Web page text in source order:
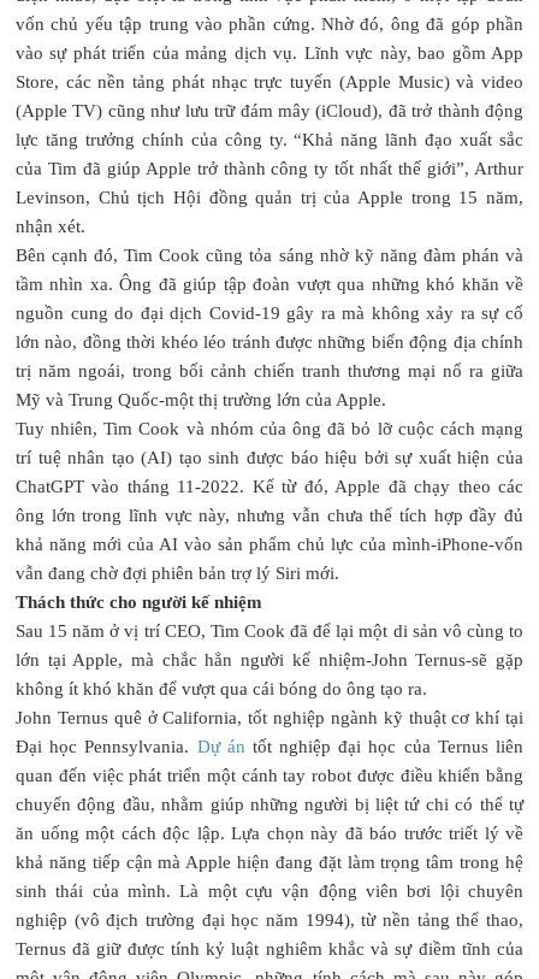
vốn chủ yếu tập trung vào phần cứng. Nhờ đó, ông đã góp phần
vào sự phát triển của mảng dịch vụ. Lĩnh vực này, bao gồm App
Store, các nền tảng phát nhạc trực tuyến (Apple Music) và video
(Apple TV) cũng như lưu trữ đám mây (iCloud), đã trở thành động
lực tăng trưởng chính của công ty. “Khả năng lãnh đạo xuất sắc
của Tim đã giúp Apple trở thành công ty tốt nhất thế giới”, Arthur
Levinson, Chủ tịch Hội đồng quản trị của Apple trong 15 năm,
nhận xét.
Bên cạnh đó, Tim Cook cũng tỏa sáng nhờ kỹ năng đàm phán và
tầm nhìn xa. Ông đã giúp tập đoàn vượt qua những khó khăn về
nguồn cung do đại dịch Covid-19 gây ra mà không xảy ra sự cố
lớn nào, đồng thời khéo léo tránh được những biến động địa chính
trị năm ngoái, trong bối cảnh chiến tranh thương mại nổ ra giữa
Mỹ và Trung Quốc-một thị trường lớn của Apple.
Tuy nhiên, Tim Cook và nhóm của ông đã bỏ lỡ cuộc cách mạng
trí tuệ nhân tạo (AI) tạo sinh được báo hiệu bởi sự xuất hiện của
ChatGPT vào tháng 11-2022. Kể từ đó, Apple đã chạy theo các
ông lớn trong lĩnh vực này, nhưng vẫn chưa thể tích hợp đầy đủ
khả năng mới của AI vào sản phẩm chủ lực của mình-iPhone-vốn
vẫn đang chờ đợi phiên bản trợ lý Siri mới.
Thách thức cho người kế nhiệm
Sau 15 năm ở vị trí CEO, Tim Cook đã để lại một di sản vô cùng to
lớn tại Apple, mà chắc hẳn người kế nhiệm-John Ternus-sẽ gặp
không ít khó khăn để vượt qua cái bóng do ông tạo ra.
John Ternus quê ở California, tốt nghiệp ngành kỹ thuật cơ khí tại
Đại học Pennsylvania. Dự án tốt nghiệp đại học của Ternus liên
quan đến việc phát triển một cánh tay robot được điều khiển bằng
chuyển động đầu, nhằm giúp những người bị liệt tứ chi có thể tự
ăn uống một cách độc lập. Lựa chọn này đã báo trước triết lý về
khả năng tiếp cận mà Apple hiện đang đặt làm trọng tâm trong hệ
sinh thái của mình. Là một cựu vận động viên bơi lội chuyên
nghiệp (vô địch trường đại học năm 1994), từ nền tảng thể thao,
Ternus đã giữ được tính kỷ luật nghiêm khắc và sự điềm tĩnh của